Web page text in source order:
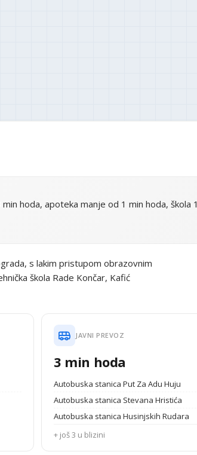
hoda, apoteka manje od 1 min hoda, škola 1
s lakim pristupom obrazovnim
škola Rade Končar, Kafić
JAVNI PREVOZ
3 min hoda
Autobuska stanica Put Za Adu Huju
Autobuska stanica Stevana Hristića
Autobuska stanica Husinjskih Rudara
+ još 3 u blizini